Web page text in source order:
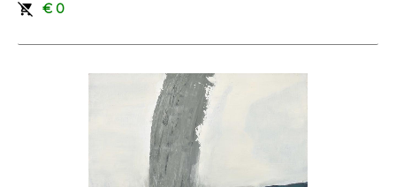
remove_shopping_cart
€ 0